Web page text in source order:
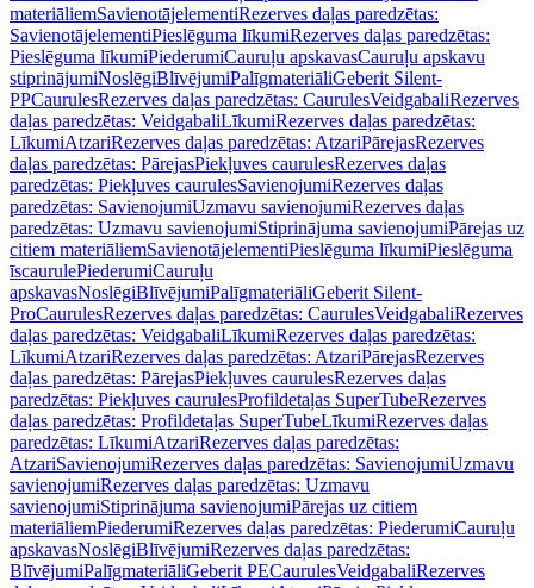
materiāliemSavienotājelementiRezerves daļas paredzētas:
SavienotājelementiPieslēguma līkumiRezerves daļas paredzētas:
Pieslēguma līkumiPiederumiCauruļu apskavasCauruļu apskavu
stiprinājumiNoslēgiBlīvējumiPalīgmateriāliGeberit Silent-
PPCaurulesRezerves daļas paredzētas: CaurulesVeidgabaliRezerves
daļas paredzētas: VeidgabaliLīkumiRezerves daļas paredzētas:
LīkumiAtzariRezerves daļas paredzētas: AtzariPārejasRezerves
daļas paredzētas: PārejasPiekļuves caurulesRezerves daļas
paredzētas: Piekļuves caurulesSavienojumiRezerves daļas
paredzētas: SavienojumiUzmavu savienojumiRezerves daļas
paredzētas: Uzmavu savienojumiStiprinājuma savienojumiPārejas uz
citiem materiāliemSavienotājelementiPieslēguma līkumiPieslēguma
īscaurulePiederumiCauruļu
apskavasNoslēgiBlīvējumiPalīgmateriāliGeberit Silent-
ProCaurulesRezerves daļas paredzētas: CaurulesVeidgabaliRezerves
daļas paredzētas: VeidgabaliLīkumiRezerves daļas paredzētas:
LīkumiAtzariRezerves daļas paredzētas: AtzariPārejasRezerves
daļas paredzētas: PārejasPiekļuves caurulesRezerves daļas
paredzētas: Piekļuves caurulesProfildetaļas SuperTubeRezerves
daļas paredzētas: Profildetaļas SuperTubeLīkumiRezerves daļas
paredzētas: LīkumiAtzariRezerves daļas paredzētas:
AtzariSavienojumiRezerves daļas paredzētas: SavienojumiUzmavu
savienojumiRezerves daļas paredzētas: Uzmavu
savienojumiStiprinājuma savienojumiPārejas uz citiem
materiāliemPiederumiRezerves daļas paredzētas: PiederumiCauruļu
apskavasNoslēgiBlīvējumiRezerves daļas paredzētas:
BlīvējumiPalīgmateriāliGeberit PECaurulesVeidgabaliRezerves